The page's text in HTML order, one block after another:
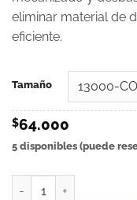
eliminar material de
eficiente.
Tamaño
$64.000
5 disponibles (puede